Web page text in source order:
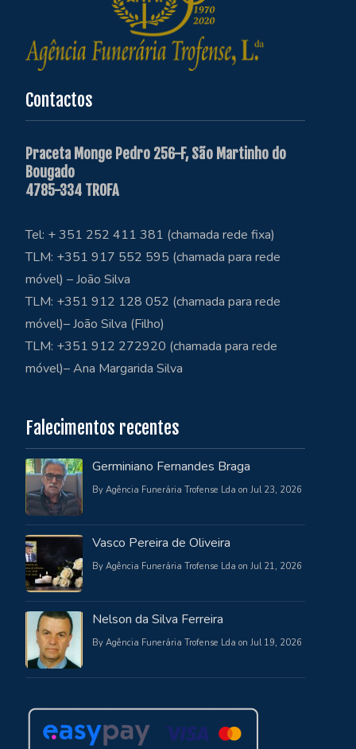
Contactos
Praceta Monge Pedro 256-F, São Martinho do
Bougado
4785-334 TROFA
Tel: + 351 252 411 381 (chamada rede fixa)
TLM: +351 917 552 595 (chamada para rede
móvel) – João Silva
TLM: +351 912 128 052 (chamada para rede
móvel)– João Silva (Filho)
TLM: +351 912 272920 (chamada para rede
móvel)– Ana Margarida Silva
Falecimentos recentes
Germiniano Fernandes Braga
By Agência Funerária Trofense Lda on Jul 23, 2026
Vasco Pereira de Oliveira
By Agência Funerária Trofense Lda on Jul 21, 2026
Nelson da Silva Ferreira
By Agência Funerária Trofense Lda on Jul 19, 2026